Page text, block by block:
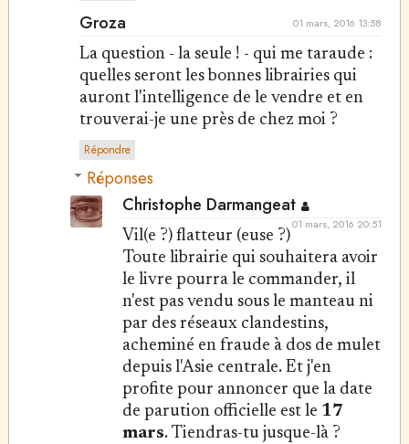
Groza 01 mars, 2016 13:58
La question - la seule ! - qui me taraude :
quelles seront les bonnes librairies qui
auront l'intelligence de le vendre et en
trouverai-je une près de chez moi ?
Répondre
Réponses
Christophe Darmangeat
01 mars, 2016 20:51
Vil(e ?) flatteur (euse ?)
Toute librairie qui souhaitera avoir
le livre pourra le commander, il
n'est pas vendu sous le manteau ni
par des réseaux clandestins,
acheminé en fraude à dos de mulet
depuis l'Asie centrale. Et j'en
profite pour annoncer que la date
de parution officielle est le 17
mars. Tiendras-tu jusque-là ?